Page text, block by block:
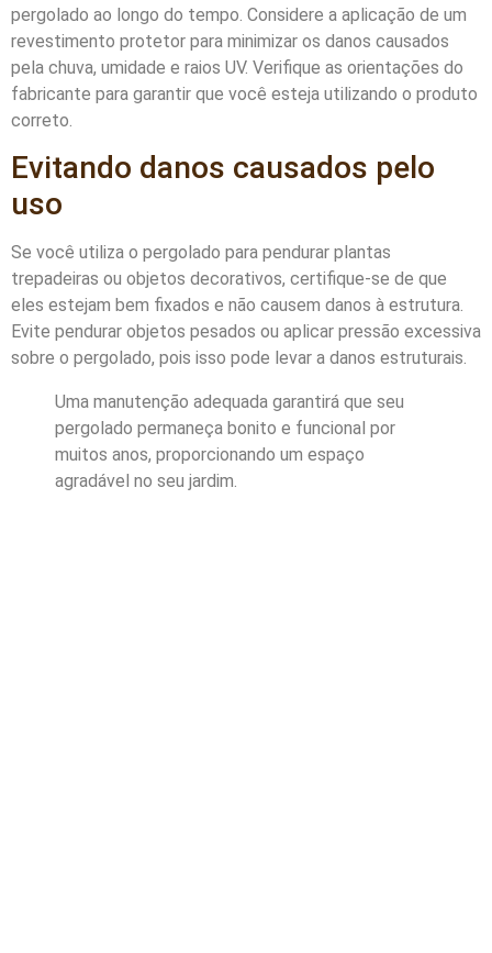
pergolado ao longo do tempo. Considere a aplicação de um
revestimento protetor para minimizar os danos causados
pela chuva, umidade e raios UV. Verifique as orientações do
fabricante para garantir que você esteja utilizando o produto
correto.
Evitando danos causados pelo
uso
Se você utiliza o pergolado para pendurar plantas
trepadeiras ou objetos decorativos, certifique-se de que
eles estejam bem fixados e não causem danos à estrutura.
Evite pendurar objetos pesados ou aplicar pressão excessiva
sobre o pergolado, pois isso pode levar a danos estruturais.
Uma manutenção adequada garantirá que seu
pergolado permaneça bonito e funcional por
muitos anos, proporcionando um espaço
agradável no seu jardim.